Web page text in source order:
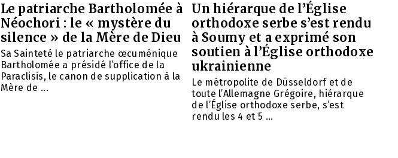
Le patriarche Bartholomée à
Néochori : le « mystère du
silence » de la Mère de Dieu
Sa Sainteté le patriarche œcuménique
Bartholomée a présidé l’office de la
Paraclisis, le canon de supplication à la
Mère de ...
Un hiérarque de l’Église
orthodoxe serbe s’est rendu
à Soumy et a exprimé son
soutien à l’Église orthodoxe
ukrainienne
Le métropolite de Düsseldorf et de
toute l’Allemagne Grégoire, hiérarque
de l’Église orthodoxe serbe, s’est
rendu les 4 et 5 ...